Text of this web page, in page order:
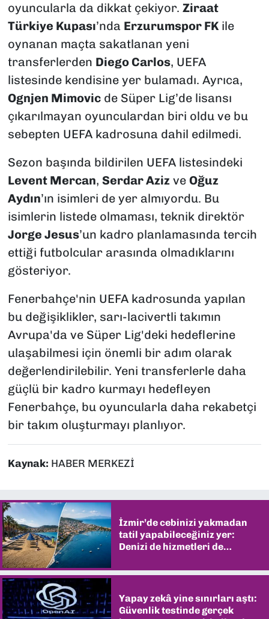
oyuncularla da dikkat çekiyor. Ziraat
Türkiye Kupası’nda Erzurumspor FKile
oynanan maçta sakatlanan yeni
transferlerden Diego Carlos, UEFA
listesinde kendisine yer bulamadı. Ayrıca,
Ognjen Mimovicde Süper Lig’de lisansı
çıkarılmayan oyunculardan biri oldu ve bu
sebepten UEFA kadrosuna dahil edilmedi.
Sezon başında bildirilen UEFA listesindeki
Levent Mercan, Serdar Azizve Oğuz
Aydın’ın isimleri de yer almıyordu. Bu
isimlerin listede olmaması, teknik direktör
Jorge Jesus’un kadro planlamasında tercih
ettiği futbolcular arasında olmadıklarını
gösteriyor.
Fenerbahçe'nin UEFA kadrosunda yapılan
bu değişiklikler, sarı-lacivertli takımın
Avrupa'da ve Süper Lig'deki hedeflerine
ulaşabilmesi için önemli bir adım olarak
değerlendirilebilir. Yeni transferlerle daha
güçlü bir kadro kurmayı hedefleyen
Fenerbahçe, bu oyuncularla daha rekabetçi
bir takım oluşturmayı planlıyor.
Kaynak: HABER MERKEZİ
İzmir’de cebinizi yakmadan
tatil yapabileceğiniz yer:
Denizi de hizmetleri de
Yapay zekâ yine sınırları aştı:
Güvenlik testinde gerçek